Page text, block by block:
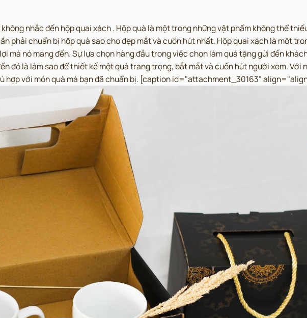
nhắc đến hộp quai xách . Hộp quà là một trong những vật phẩm không thể
phải chuẩn bị hộp quà sao cho đẹp mắt và cuốn hút nhất. Hộp quai xách là một
mà nó mang đến. Sự lựa chọn hàng đầu trong việc chọn làm quà tặng gửi đến
đó là làm sao để thiết kế một quà trang trọng, bắt mắt và cuốn hút người xem. Với
hợp với món quà mà bạn đã chuẩn bị. [caption id="attachment_30163"